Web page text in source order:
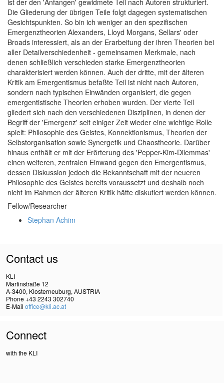
ist der den 'Anfangen' gewidmete Teil nach Autoren strukturiert.
Die Gliederung der übrigen Teile folgt dagegen systematischen
Gesichtspunkten. So bin ich weniger an den spezifischen
Emergenztheorien Alexanders, Lloyd Morgans, Sellars' oder
Broads interessiert, als an der Erarbeitung der ihren Theorien bei
aller Detailverschiedenheit - gemeinsamen Merkmale, nach
denen schließlich verschieden starke Emergenztheorien
charakterisiert werden können. Auch der dritte, mit der älteren
Kritik am Emergentismus befaßte Teil ist nicht nach Autoren,
sondern nach typischen Einwänden organisiert, die gegen
emergentistische Theorien erhoben wurden. Der vierte Teil
gliedert sich nach den verschiedenen Disziplinen, in denen der
Begriff der 'Emergenz' seit einiger Zeit wieder eine wichtige Rolle
spielt: Philosophie des Geistes, Konnektionismus, Theorien der
Selbstorganisation sowie Synergetik und Chaostheorie. Darüber
hinaus enthält er mit der Erörterung des 'Pepper-Kim-Dilemmas'
einen weiteren, zentralen Einwand gegen den Emergentismus,
dessen Diskussion jedoch die Bekanntschaft mit der neueren
Philosophie des Geistes bereits voraussetzt und deshalb noch
nicht im Rahmen der älteren Kritik hätte diskutiert werden können.
Fellow/Researcher
Stephan Achim
Contact us
KLI
Martinstraße 12
A-3400, Klosterneuburg, AUSTRIA
Phone +43 2243 302740
E-Mail office@kli.ac.at
Connect
with the KLI